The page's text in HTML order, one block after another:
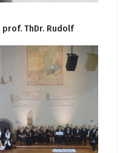
ThDr. Rudolf